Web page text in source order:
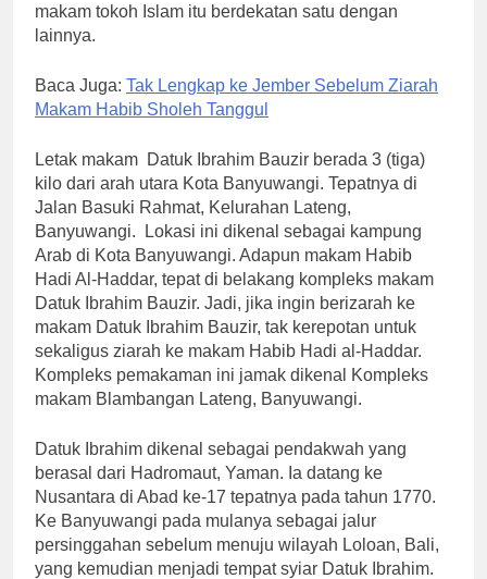
makam tokoh Islam itu berdekatan satu dengan
lainnya.
Baca Juga: Tak Lengkap ke Jember Sebelum Ziarah
Makam Habib Sholeh Tanggul
Letak makam Datuk Ibrahim Bauzir berada 3 (tiga)
kilo dari arah utara Kota Banyuwangi. Tepatnya di
Jalan Basuki Rahmat, Kelurahan Lateng,
Banyuwangi. Lokasi ini dikenal sebagai kampung
Arab di Kota Banyuwangi. Adapun makam Habib
Hadi Al-Haddar, tepat di belakang kompleks makam
Datuk Ibrahim Bauzir. Jadi, jika ingin berizarah ke
makam Datuk Ibrahim Bauzir, tak kerepotan untuk
sekaligus ziarah ke makam Habib Hadi al-Haddar.
Kompleks pemakaman ini jamak dikenal Kompleks
makam Blambangan Lateng, Banyuwangi.
Datuk Ibrahim dikenal sebagai pendakwah yang
berasal dari Hadromaut, Yaman. Ia datang ke
Nusantara di Abad ke-17 tepatnya pada tahun 1770.
Ke Banyuwangi pada mulanya sebagai jalur
persinggahan sebelum menuju wilayah Loloan, Bali,
yang kemudian menjadi tempat syiar Datuk Ibrahim.